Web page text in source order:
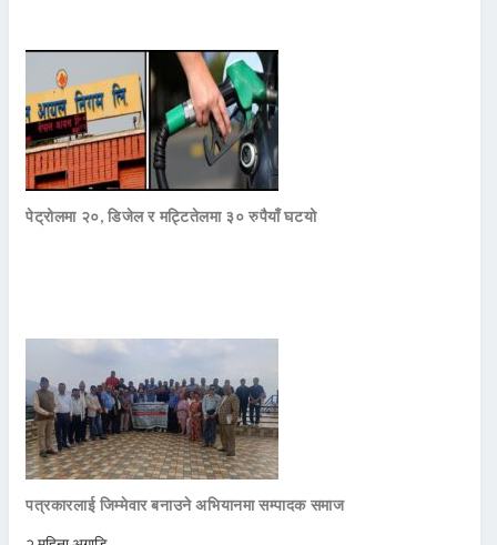
पेट्रोलमा २०, डिजेल र मट्टितेलमा ३० रुपैयाँ घटयो
पत्रकारलाई जिम्मेवार बनाउने अभियानमा सम्पादक समाज